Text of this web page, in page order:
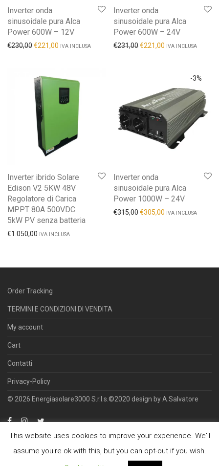
Inverter onda
sinusoidale pura Alca
Power 600W – 12V
€230,00€221,00 IVA INCLUSA
Inverter onda
sinusoidale pura Alca
Power 600W – 24V
€231,00€221,00 IVA INCLUSA
Inverter ibrido Solare
Edison V2 5KW 48V
Regolatore di Carica
MPPT 80A 500VDC
5kW PV senza batteria
€1.050,00 IVA INCLUSA
-3%
Inverter onda
sinusoidale pura Alca
Power 1000W – 24V
€315,00€305,00 IVA INCLUSA
Order Tracking
TERMINI E CONDIZIONI DI VENDITA
My account
Cart
Contatti
Privacy-Policy
© 2026 Energiasolare3000 S.r.l.s.©2020 design by A.Salvatore
This website uses cookies to improve your experience. We'll
assume you're ok with this, but you can opt-out if you wish.
Offre servizi di ingegneria, commercializzazione e installazione di